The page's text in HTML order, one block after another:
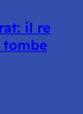
il re
tombe